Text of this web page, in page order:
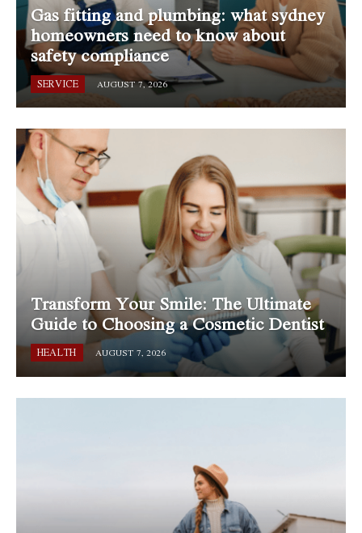
Gas fitting and plumbing: what sydney
homeowners need to know about
safety compliance
SERVICE AUGUST 7, 2026
Transform Your Smile: The Ultimate
Guide to Choosing a Cosmetic Dentist
HEALTH AUGUST 7, 2026